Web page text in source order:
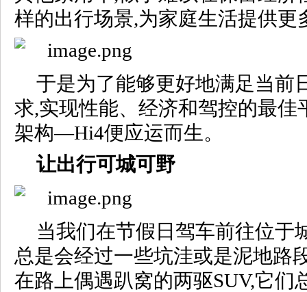
样的出行场景,为家庭生活提供更
于是为了能够更好地满足当前
求,实现性能、经济和驾控的最佳
架构—Hi4便应运而生。
让出行可城可野
当我们在节假日驾车前往位于
总是会经过一些坑洼或是泥地路
在路上偶遇趴窝的两驱SUV,它们